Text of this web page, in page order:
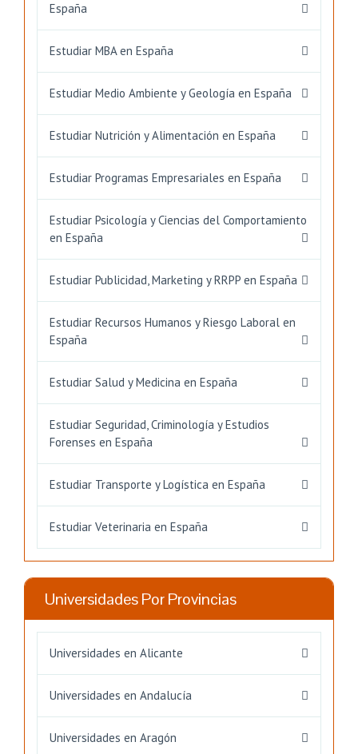
España
Estudiar MBA en España
Estudiar Medio Ambiente y Geología en España
Estudiar Nutrición y Alimentación en España
Estudiar Programas Empresariales en España
Estudiar Psicología y Ciencias del Comportamiento
en España
Estudiar Publicidad, Marketing y RRPP en España
Estudiar Recursos Humanos y Riesgo Laboral en
España
Estudiar Salud y Medicina en España
Estudiar Seguridad, Criminología y Estudios
Forenses en España
Estudiar Transporte y Logística en España
Estudiar Veterinaria en España
Universidades Por Provincias
Universidades en Alicante
Universidades en Andalucía
Universidades en Aragón